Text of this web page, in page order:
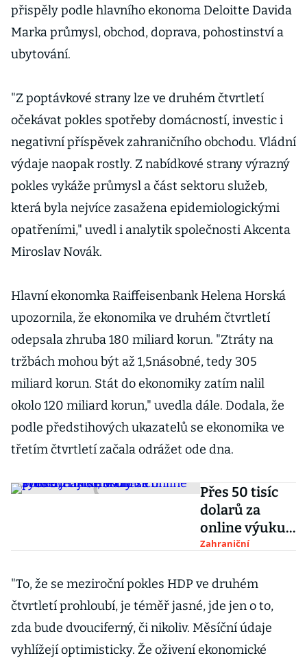
přispěly podle hlavního ekonoma Deloitte Davida
Marka průmysl, obchod, doprava, pohostinství a
ubytování.
"Z poptávkové strany lze ve druhém čtvrtletí
očekávat pokles spotřeby domácností, investic i
negativní příspěvek zahraničního obchodu. Vládní
výdaje naopak rostly. Z nabídkové strany výrazný
pokles vykáže průmysl a část sektoru služeb,
která byla nejvíce zasažena epidemiologickými
opatřeními," uvedl i analytik společnosti Akcenta
Miroslav Novák.
Hlavní ekonomka Raiffeisenbank Helena Horská
upozornila, že ekonomika ve druhém čtvrtletí
odepsala zhruba 180 miliard korun. "Ztráty na
tržbách mohou být až 1,5násobné, tedy 305
miliard korun. Stát do ekonomiky zatím nalil
okolo 120 miliard korun," uvedla dále. Dodala, že
podle předstihových ukazatelů se ekonomika ve
třetím čtvrtletí začala odrážet ode dna.
Přes 50 tisíc
dolarů za
online výuku
je moc, bouří
Máme
finanční
potíže, hájí se
školy
Zahraniční
"To, že se meziroční pokles HDP ve druhém
čtvrtletí prohloubí, je téměř jasné, jde jen o to,
zda bude dvouciferný, či nikoliv. Měsíční údaje
vyhlížejí optimisticky. Že oživení ekonomické